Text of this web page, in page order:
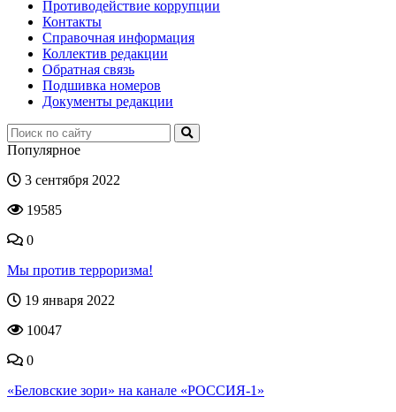
Противодействие коррупции
Контакты
Справочная информация
Коллектив редакции
Обратная связь
Подшивка номеров
Документы редакции
Популярное
3 сентября 2022
19585
0
Мы против терроризма!
19 января 2022
10047
0
«Беловские зори» на канале «РОССИЯ-1»